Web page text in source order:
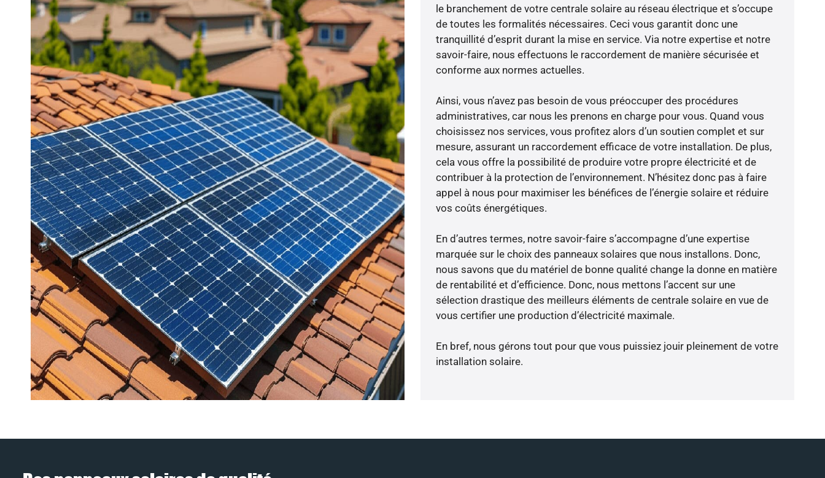
le branchement de votre centrale solaire au réseau électrique et s’occupe
de toutes les formalités nécessaires. Ceci vous garantit donc une
tranquillité d’esprit durant la mise en service. Via notre expertise et notre
savoir-faire, nous effectuons le raccordement de manière sécurisée et
conforme aux normes actuelles.
Ainsi, vous n’avez pas besoin de vous préoccuper des procédures
administratives, car nous les prenons en charge pour vous. Quand vous
choisissez nos services, vous profitez alors d’un soutien complet et sur
mesure, assurant un raccordement efficace de votre installation. De plus,
cela vous offre la possibilité de produire votre propre électricité et de
contribuer à la protection de l’environnement. N’hésitez donc pas à faire
appel à nous pour maximiser les bénéfices de l’énergie solaire et réduire
vos coûts énergétiques.
En d’autres termes, notre savoir-faire s’accompagne d’une expertise
marquée sur le choix des panneaux solaires que nous installons. Donc,
nous savons que du matériel de bonne qualité change la donne en matière
de rentabilité et d’efficience. Donc, nous mettons l’accent sur une
sélection drastique des meilleurs éléments de centrale solaire en vue de
vous certifier une production d’électricité maximale.
En bref, nous gérons tout pour que vous puissiez jouir pleinement de votre
installation solaire.